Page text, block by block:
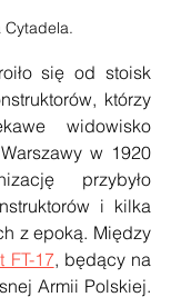
Cytadela.
się od stoisk
którzy
widowisko
w 1920
przybyło
i kilka
z epoką. Między
FT-17, będący na
Armii Polskiej.